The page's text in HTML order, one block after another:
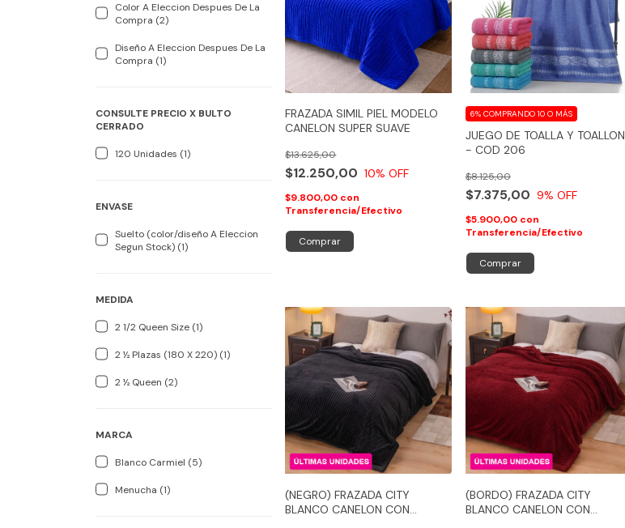
Color A Eleccion Despues De La
Compra (2)
Diseño A Eleccion Despues De La
Compra (1)
CONSULTE PRECIO X BULTO
CERRADO
120 Unidades (1)
ENVASE
Suelto (color/diseño A Eleccion
Segun Stock) (1)
MEDIDA
2 1/2 Queen Size (1)
2 ½ Plazas (180 X 220) (1)
2 ½ Queen (2)
MARCA
Blanco Carmiel (5)
Menucha (1)
FRAZADA SIMIL PIEL MODELO
CANELON SUPER SUAVE
$12.250,00
$13.625,00
10% OFF
$9.800,00 con
Transferencia/Efectivo
Comprar
JUEGO DE TOALLA Y TOALLON
- COD 206
$7.375,00
$8.125,00
9% OFF
6% COMPRANDO 10 O MÁS
$5.900,00 con
Transferencia/Efectivo
Comprar
(NEGRO) FRAZADA CITY
BLANCO CANELON CON
(BORDO) FRAZADA CITY
BLANCO CANELON CON